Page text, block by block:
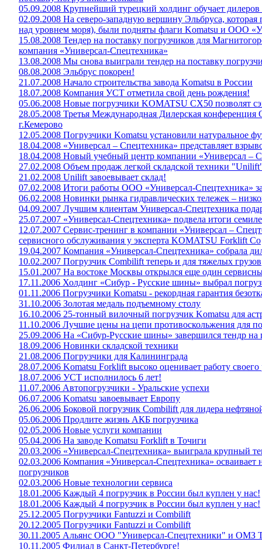
05.09.2008 Крупнейший турецкий холдинг обучает
02.09.2008 На северо-западную вершину Эльбруса,
над уровнем моря), были подняты флаги Komatsu и ООО
15.08.2008 Тендер на поставку погрузчиков для
компания «Универсал-Спецтехника»
13.08.2008 Мы снова выиграли тендер на поставку
08.08.2008 Эльбрус покорен!
21.07.2008 Начало строительства завода Komatsu в России
18.07.2008 Компания УСТ отметила свой день рождения!
05.06.2008 Новые погрузчики KOMATSU СХ50 позволят
28.05.2008 Третья Международная Дилерская
г.Кемерово
12.05.2008 Погрузчики Komatsu установили натуральное
18.04.2008 «Универсал – Спецтехника» представляет
18.04.2008 Новый учебный центр компании «Универсал –
27.02.2008 Объем продаж легкой складской техники
21.02.2008 Unilift завоевывает склад!
07.02.2008 Итоги работы ООО «Универсал-Спецтехника»
06.02.2008 Новинки рынка гидравлических тележек –
04.09.2007 Лучшим клиентам Универсал-Спецтехника
25.07.2007 «Универсал-Спецтехника» подвела итоги
12.07.2007 Сервис-тренинг в компании «Универсал –
сервисного обслуживания у эксперта KOMATSU Forklift Co
19.04.2007 Компания «Универсал-Спецтехника» собрала
10.02.2007 Погрузчик Combilift теперь и для тяжелых грузов
15.01.2007 На востоке Москвы открылся еще один
17.11.2006 Холдинг «Сибур - Русские шины» выбрал
01.11.2006 Погрузчики Komatsu - рекордная гарантия
31.10.2006 Золотая медаль подъемному столу
16.10.2006 25-тонный вилочный погрузчик Komatsu для
11.10.2006 Лучшие цены на цепи противоскольжения для
25.09.2006 На «Сибур-Русские шины» завершился тендр на
18.09.2006 Новинки складской техники
21.08.2006 Погрузчики для Калининграда
28.07.2006 Komatsu Forklift высоко оценивает работу своего
18.07.2006 УСТ исполнилось 6 лет!
11.07.2006 Автопогрузчики - Уральские успехи
06.07.2006 Komatsu завоевывает Европу
26.06.2006 Боковой погрузчик Combilift для лидера
05.06.2006 Продлите жизнь АКБ погрузчика
02.05.2006 Новые услуги компании
05.04.2006 На заводе Komatsu Forklift в Точиги
20.03.2006 «Универсал-Спецтехника» выиграла крупный
02.03.2006 Компания «Универсал-Спецтехника»
погрузчиков
02.03.2006 Новые технологии сервиса
18.01.2006 Каждый 4 погрузчик в России был куплен у нас!
18.01.2006 Каждый 4 погрузчик в России был куплен у нас!
25.12.2005 Погрузчики Fantuzzi и Combilift
20.12.2005 Погрузчики Fantuzzi и Combilift
30.11.2005 Альянс ООО "Универсал-Спецтехники" и ОМЗ
10.11.2005 Филиал в Санкт-Петербурге!